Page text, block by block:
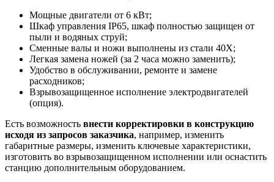
Мощные двигатели от 6 кВт;
Шкаф управления IP65, шкаф полностью защищен от
пыли и водяных струй;
Сменные валы и ножи выполнены из стали 40Х;
Легкая замена ножей (за 2 часа можно заменить);
Удобство в обслуживании, ремонте и замене
расходников;
Взрывозащищенное исполнение электродвигателей
(опция).
Есть возможность внести корректировки в конструкцию
исходя из запросов заказчика, например, изменить
габаритные размеры, изменить ключевые характеристики,
изготовить во взрывозащищенном исполнении или оснастить
станцию дополнительным оборудованием.